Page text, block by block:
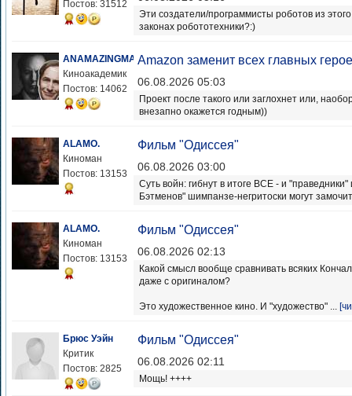
Постов: 31512
Эти создатели/программисты роботов из
законах робототехники?:)
ANAMAZINGMAN
Киноакадемик
Постов: 14062
Amazon заменит всех главных
06.08.2026 05:03
Проект после такого или заглохнет или,
внезапно окажется годным))
ALAMO.
Киноман
Постов: 13153
Фильм "Одиссея"
06.08.2026 03:00
Суть войн: гибнут в итоге ВСЕ - и
Бэтменов" шимпанзе-негритоски могут
ALAMO.
Киноман
Постов: 13153
Фильм "Одиссея"
06.08.2026 02:13
Какой смысл вообще сравнивать всяких
даже с оригиналом?
Это художественное кино. И "художество" ...
Брюс Уэйн
Критик
Постов: 2825
Фильм "Одиссея"
06.08.2026 02:11
Мощь! ++++